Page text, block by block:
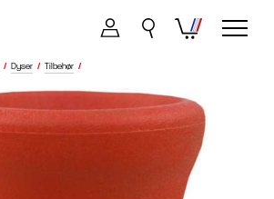
/ Dyser / Tilbehør /